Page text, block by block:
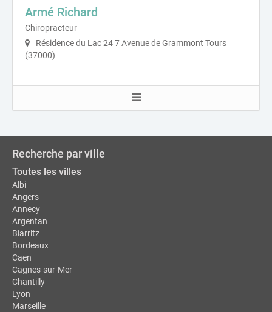
Armé Richard
Chiropracteur
Résidence du Lac 24 7 Avenue de Grammont Tours
(37000)
Recherche par ville
Toutes les villes
Albi
Angers
Annecy
Argentan
Biarritz
Bordeaux
Caen
Cagnes-sur-Mer
Chantilly
Lyon
Marseille